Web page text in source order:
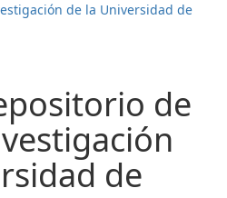
de la Universidad de
de
de